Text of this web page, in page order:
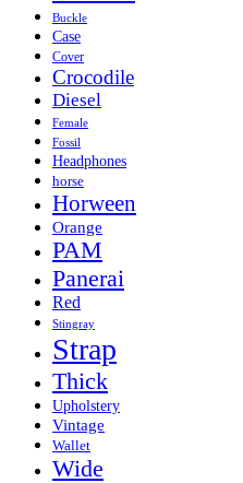
Buckle
Case
Cover
Crocodile
Diesel
Female
Fossil
Headphones
horse
Horween
Orange
PAM
Panerai
Red
Stingray
Strap
Thick
Upholstery
Vintage
Wallet
Wide